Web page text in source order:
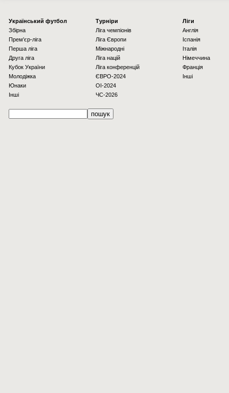
Українcький футбол
Збірна
Прем'єр-ліга
Перша ліга
Друга ліга
Кубок України
Молодіжка
Юнаки
Інші
Турніри
Ліга чемпіонів
Ліга Європи
Міжнародні
Ліга націй
Ліга конференцій
ЄВРО-2024
OI-2024
ЧС-2026
Ліги
Англія
Іспанія
Італія
Німеччина
Франція
Інші